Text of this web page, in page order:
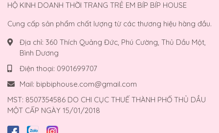
HỘ KINH DOANH THỜI TRANG TRẺ EM BÍP BÍP HOUSE
Cung cấp sản phẩm chất lượng từ các thương hiệu hàng đầu.
Địa chỉ: 360 Thích Quảng Đức, Phú Cường, Thủ Dầu Một,
Bình Dương
Điện thoại: 0901699707
Mail: bipbiphouse.com@gmail.com
MST: 8507354586 DO CHI CỤC THUẾ THÀNH PHỐ THỦ DẦU
MỘT CẤP NGÀY 15/01/2018